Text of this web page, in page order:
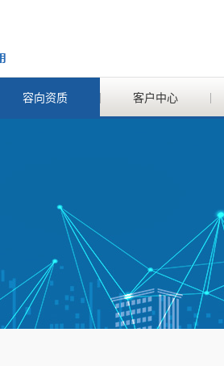
容向资质 客户中心